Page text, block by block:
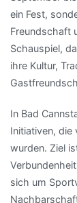
ein Fest,
Freundschaft
Schauspiel,
ihre Kultur,
In Bad
Initiativen, die
wurden. Ziel
sich um